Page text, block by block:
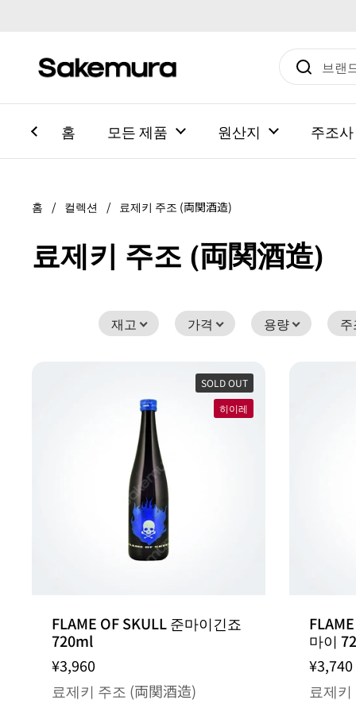
홈 모든 제품 원산지 주조사
홈 / 컬렉션 / 료제키 주조 (両関酒造)
료제키 주조 (両関酒造)
재고 가격 용량
FLAME OF SKULL 준마이긴죠
720ml
¥3,960
료제키 주조 (両関酒造)
SOLD OUT
히이레
마이
¥3,740
료제